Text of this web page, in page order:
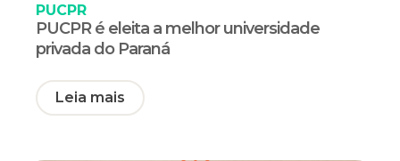
PUCPR
PUCPR é eleita a melhor universidade
privada do Paraná
Leia mais